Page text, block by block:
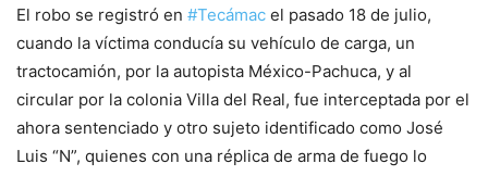
El robo se registró en #Tecámac el pasado 18 de julio,
cuando la víctima conducía su vehículo de carga, un
tractocamión, por la autopista México-Pachuca, y al
circular por la colonia Villa del Real, fue interceptada por el
ahora sentenciado y otro sujeto identificado como José
Luis “N”, quienes con una réplica de arma de fuego lo